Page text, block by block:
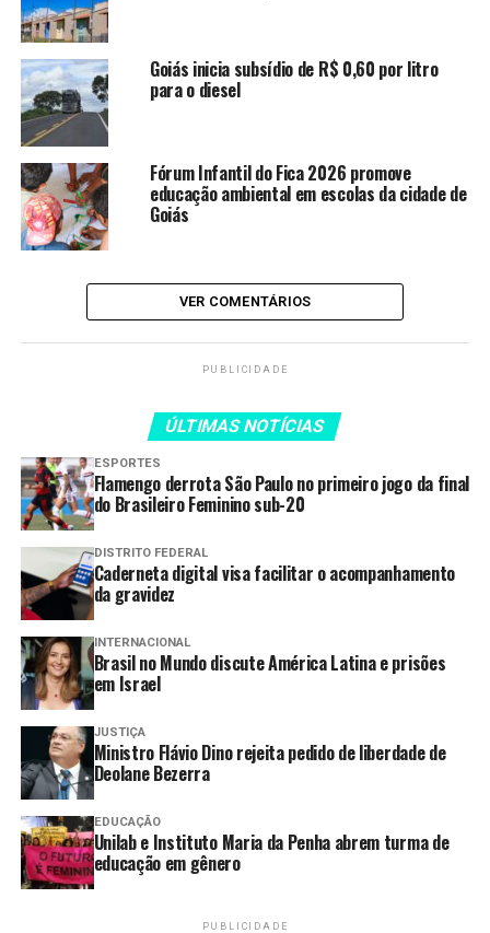
2 galões de recheio de morango (total de 8 quilos) com
vencimento em novembro de 2025;
quase 10 quilos de manteiga manipulada que tinha data
de validade em fevereiro deste ano.
Também foram encontrados:
quase 4 quilos de linguiça calabresa; 2 quilos de bacon
oito pacotes de 25 quilos de farinha de trigo vencidos
A empresa foi autuada e tem 20 dias para apresentar
defesa. Os produtos foram apreendidos e descartados
O Procon Goiás alerta que a comercialização de
produtos fora do prazo de validade representa risco à
saúde, podendo causar intoxicações alimentares,
desencadear alergias e outros problemas graves.
A prática é considerada abusiva e infringe o Código de
Defesa do Consumidor (CDC). O órgão reforça a
importância de os consumidores verificarem
atentamente a data de validade dos produtos antes da
compra.
O consumidor que perceber alguma irregularidade pode
registrar denúncia no Procon Goiás por meio dos
telefones 151 (Goiânia) ou (62) 3201-7124 (interior).
Goiás inicia subsídio de R$ 0,60 por litro
para o diesel
Fórum Infantil do Fica 2026 promove
educação ambiental em escolas da cidade de
Goiás
VER COMENTÁRIOS
PUBLICIDADE
ÚLTIMAS NOTÍCIAS
ESPORTES
Flamengo derrota São Paulo no primeiro jogo da final
do Brasileiro Feminino sub-20
DISTRITO FEDERAL
Caderneta digital visa facilitar o acompanhamento
da gravidez
INTERNACIONAL
Brasil no Mundo discute América Latina e prisões
em Israel
JUSTIÇA
Ministro Flávio Dino rejeita pedido de liberdade de
Deolane Bezerra
EDUCAÇÃO
Unilab e Instituto Maria da Penha abrem turma de
educação em gênero
PUBLICIDADE